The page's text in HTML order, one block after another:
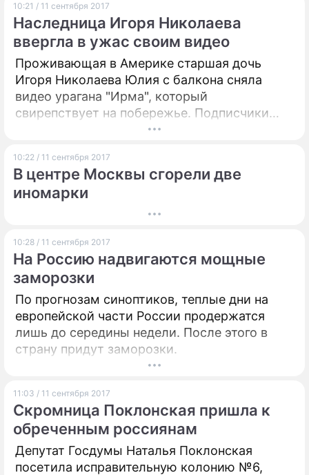
искусства.
10:21 / 11 сентября 2017
Наследница Игоря Николаева
ввергла в ужас своим видео
Проживающая в Америке старшая дочь
Игоря Николаева Юлия с балкона сняла
видео урагана "Ирма", который
свирепствует на побережье. Подписчики
пришли в ужас от увиденного.
10:22 / 11 сентября 2017
В центре Москвы сгорели две
иномарки
10:28 / 11 сентября 2017
На Россию надвигаются мощные
заморозки
По прогнозам синоптиков, теплые дни на
европейской части России продержатся
лишь до середины недели. После этого в
страну придут заморозки.
11:03 / 11 сентября 2017
Скромница Поклонская пришла к
обреченным россиянам
Депутат Госдумы Наталья Поклонская
посетила исправительную колонию №6,